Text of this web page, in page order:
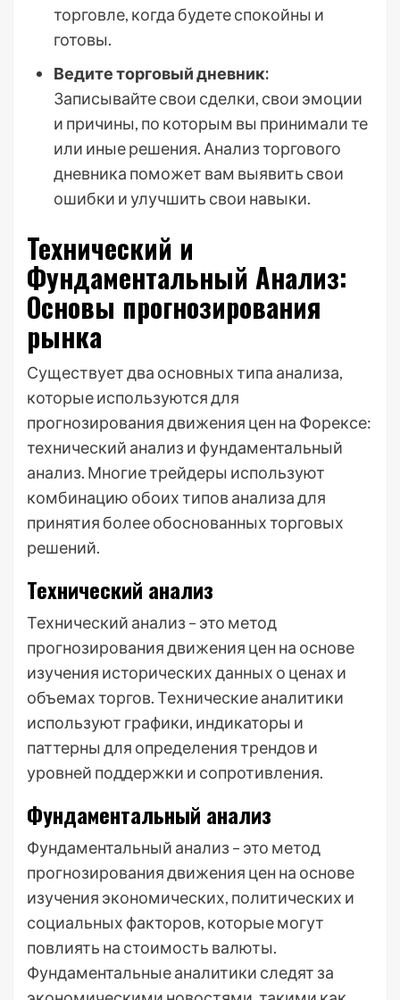
торговле, когда будете спокойны и
готовы.
Ведите торговый дневник:
Записывайте свои сделки, свои эмоции
и причины, по которым вы принимали те
или иные решения. Анализ торгового
дневника поможет вам выявить свои
ошибки и улучшить свои навыки.
Технический и
Фундаментальный Анализ:
Основы прогнозирования
рынка
Существует два основных типа анализа,
которые используются для
прогнозирования движения цен на Форексе:
технический анализ и фундаментальный
анализ. Многие трейдеры используют
комбинацию обоих типов анализа для
принятия более обоснованных торговых
решений.
Технический анализ
Технический анализ – это метод
прогнозирования движения цен на основе
изучения исторических данных о ценах и
объемах торгов. Технические аналитики
используют графики, индикаторы и
паттерны для определения трендов и
уровней поддержки и сопротивления.
Фундаментальный анализ
Фундаментальный анализ – это метод
прогнозирования движения цен на основе
изучения экономических, политических и
социальных факторов, которые могут
повлиять на стоимость валюты.
Фундаментальные аналитики следят за